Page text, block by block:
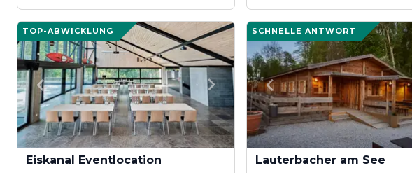
TOP-ABWICKLUNG
Eiskanal Eventlocation
SCHNELLE ANTWORT
Lauterbacher am See